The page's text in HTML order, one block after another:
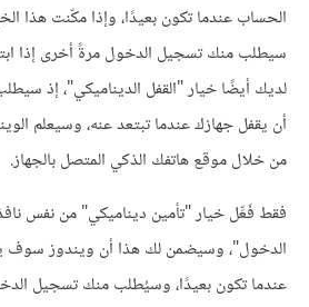
الحساب عندما تكون بعيدًا، وإذا مكّنت هذا
سيطلب منك تسجيل الدخول مرةً أخرى إذا
لديك أيضًا خيار "القفل الديناميكي"، إذ
أن يقفل جهازك عندما تبتعد عنه، وسيعلم
من خلال موقع هاتفك الذكي المتصل بالجهاز.
فقط فَعِّل خيار "تأمين ديناميكي" من نفس
الدخول"، وسيضمن لك هذا أن ويندوز
عندما تكون بعيدًا، وسيُطلب منك تسجيل